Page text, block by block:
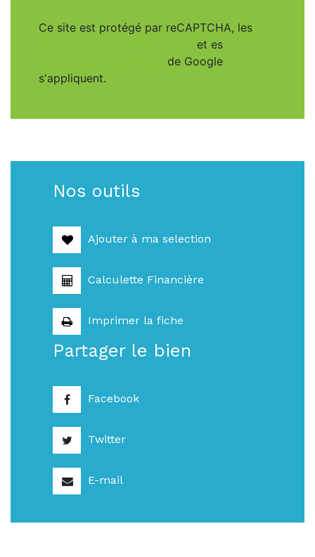
Ce site est protégé par reCAPTCHA, les
et es
de Google
s'appliquent.
Nos outils
Ajouter à ma selection
Calculette Financière
Imprimer la fiche
Partager le bien
Facebook
Twitter
E-mail